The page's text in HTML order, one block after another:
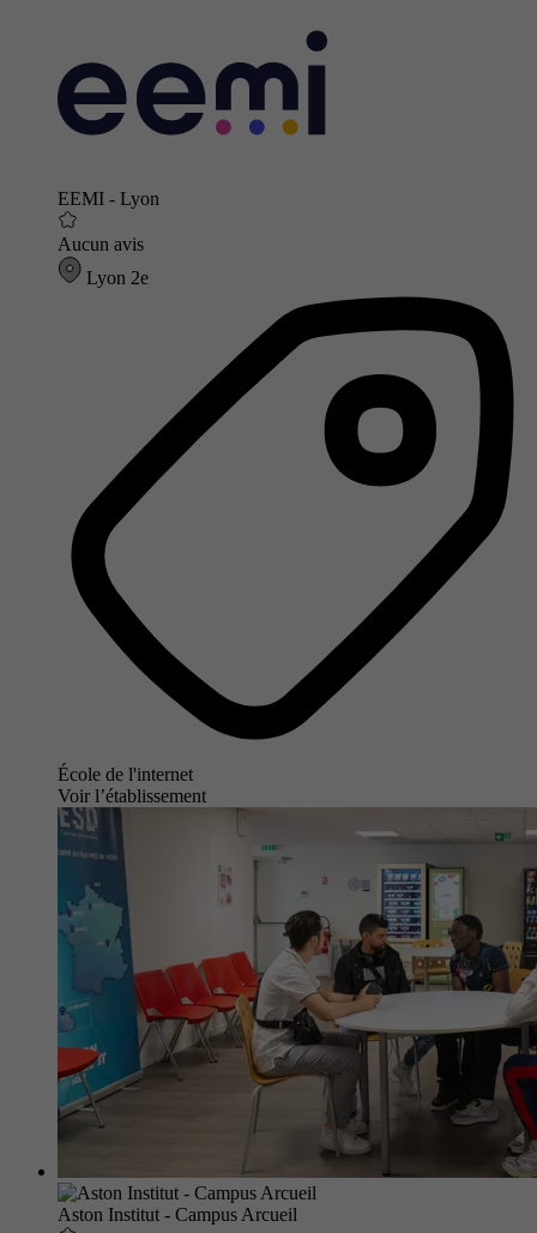
EEMI - Lyon
Aucun avis
Lyon 2e
École de l'internet
Voir l’établissement
Aston Institut - Campus Arcueil